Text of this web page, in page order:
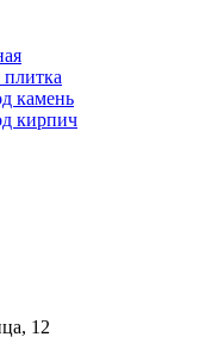
плитка
камень
кирпич
12